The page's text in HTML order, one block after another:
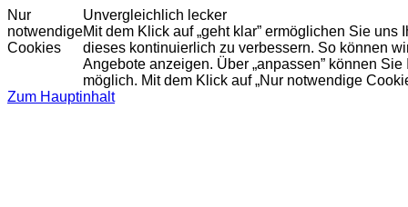
Nur
notwendige
Cookies
Unvergleichlich lecker
Mit dem Klick auf „geht klar” ermöglichen Sie
dieses kontinuierlich zu verbessern. So können
Angebote anzeigen. Über „anpassen” können
möglich. Mit dem Klick auf „Nur notwendige
Zum Hauptinhalt